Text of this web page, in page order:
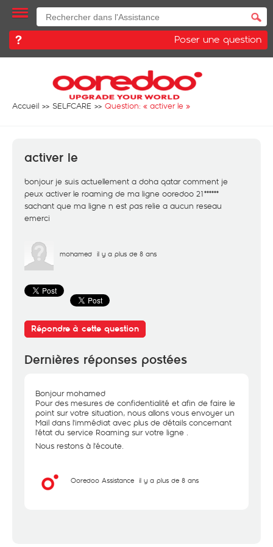
Poser une question
Accueil SELFCARE Question: « activer le »
activer le
bonjour je suis actuellement a doha qatar comment je
peux activer le roaming de ma ligne ooredoo 21******
sachant que ma ligne n est pas relie a aucun reseau
emerci
mohamed il y a plus de 8 ans
Répondre à cette question
Dernières réponses postées
Bonjour mohamed
Pour des mesures de confidentialité et afin de faire le
point sur votre situation, nous allons vous envoyer un
Mail dans l'immédiat avec plus de détails concernant
l'état du service Roaming sur votre ligne .
Nous restons à l'écoute.
Ooredoo Assistance il y a plus de 8 ans